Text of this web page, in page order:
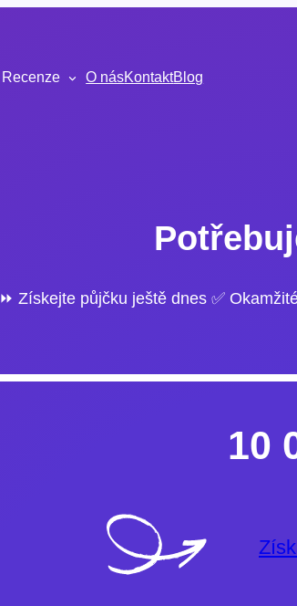
Recenze O násKontaktBlog
⏩ Získejte půjčku ještě dnes ✅
10